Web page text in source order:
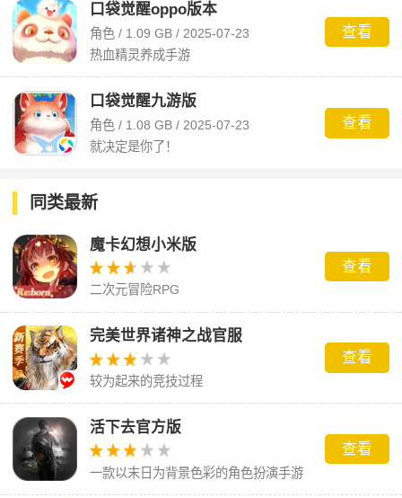
口袋觉醒oppo版本
角色 / 1.09 GB / 2025-07-23
热血精灵养成手游
查看
口袋觉醒九游版
角色 / 1.08 GB / 2025-07-23
就决定是你了！
查看
同类最新
魔卡幻想小米版
二次元冒险RPG
查看
完美世界诸神之战官服
较为起来的竞技过程
查看
活下去官方版
一款以末日为背景色彩的角色扮演手游
查看